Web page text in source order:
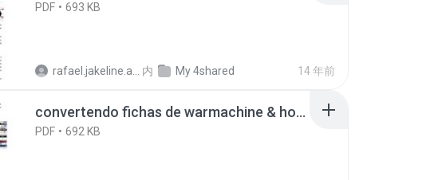
PDF 693 KB
rafael.jakeline.araujo 内 My 4shared 14 年前
convertendo fichas de warmachine & hordes para novo sistema do reinos de ferro.pdf
PDF 692 KB